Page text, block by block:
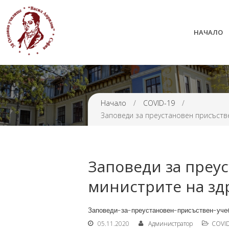
НАЧАЛО
Начало / COVID-19
/
Заповеди за преустановен
Заповеди за
министрите на
Заповеди-за-преустановен-присъствен-
05.11.2020
Администратор